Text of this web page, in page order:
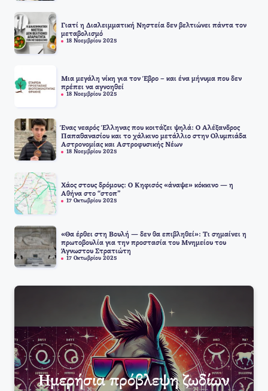
Γιατί η Διαλειμματική Νηστεία δεν βελτιώνει πάντα τον
μεταβολισμό
18 Νοεμβρίου 2025
Μια μεγάλη νίκη για τον Έβρο – και ένα μήνυμα που δεν
πρέπει να αγνοηθεί
18 Νοεμβρίου 2025
Ένας νεαρός Έλληνας που κοιτάζει ψηλά: Ο Αλέξανδρος
Παπαθανασίου και το χάλκινο μετάλλιο στην Ολυμπιάδα
Αστρονομίας και Αστροφυσικής Νέων
18 Νοεμβρίου 2025
Χάος στους δρόμους: Ο Κηφισός «άναψε» κόκκινο — η
Αθήνα στο “στοπ”
17 Οκτωβρίου 2025
«Θα έρθει στη Βουλή — δεν θα επιβληθεί»: Τι σημαίνει η
πρωτοβουλία για την προστασία του Μνημείου του
Άγνωστου Στρατιώτη
17 Οκτωβρίου 2025
Ημερήσια πρόβλεψη ζωδίων